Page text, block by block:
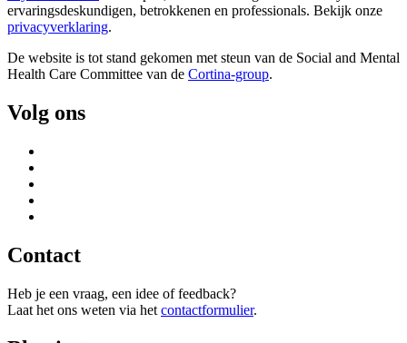
ervaringsdeskundigen, betrokkenen en professionals. Bekijk onze
privacyverklaring.
De website is tot stand gekomen met steun van de Social and Mental
Health Care Committee van de Cortina-group.
Volg ons
Contact
Heb je een vraag, een idee of feedback?
Laat het ons weten via het contactformulier.